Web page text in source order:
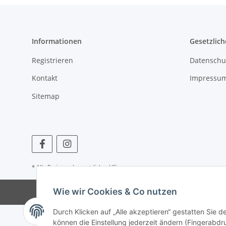
Informationen
Registrieren
Kontakt
Sitemap
* Alle Preise zzgl. gesetzlicher USt.
Wie wir Cookies & Co nutzen
Durch Klicken auf „Alle akzeptieren“ gestatten Sie
können die Einstellung jederzeit ändern